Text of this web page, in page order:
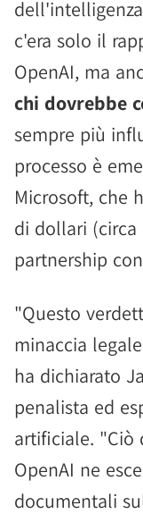
c'era solo il
OpenAI, ma
chi dovrebbe
sempre più
processo è
Microsoft, che
di dollari
partnership
"Questo
minaccia
ha dichiarato
penalista ed
artificiale. "Ciò
OpenAI ne
documentali